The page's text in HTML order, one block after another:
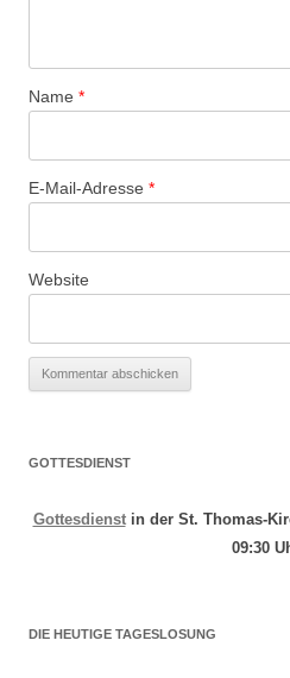
Name *
E-Mail-Adresse *
Website
GOTTESDIENST
Gottesdienstin der St. Thomas-
09:30
DIE HEUTIGE TAGESLOSUNG